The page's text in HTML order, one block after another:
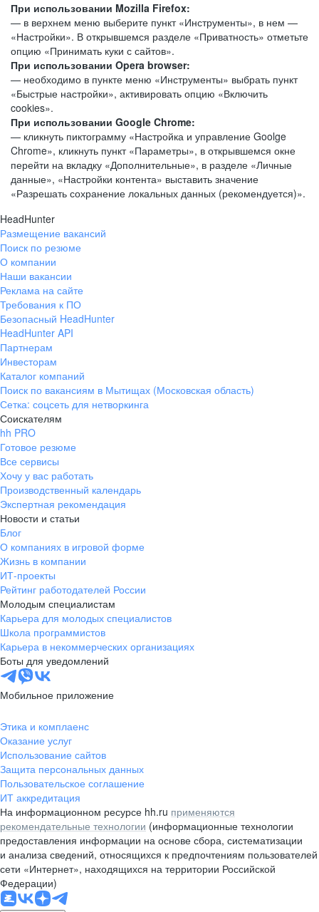
При использовании Mozilla Firefox:
— в верхнем меню выберите пункт «Инструменты», в нем —
«Настройки». В открывшемся разделе «Приватность» отметьте
опцию «Принимать куки с сайтов».
При использовании Opera browser:
— необходимо в пункте меню «Инструменты» выбрать пункт
«Быстрые настройки», активировать опцию «Включить
cookies».
При использовании Google Chrome:
— кликнуть пиктограмму «Настройка и управление Goolge
Chrome», кликнуть пункт «Параметры», в открывшемся окне
перейти на вкладку «Дополнительные», в разделе «Личные
данные», «Настройки контента» выставить значение
«Разрешать сохранение локальных данных (рекомендуется)».
HeadHunter
Размещение вакансий
Поиск по резюме
О компании
Наши вакансии
Реклама на сайте
Требования к ПО
Безопасный HeadHunter
HeadHunter API
Партнерам
Инвесторам
Каталог компаний
Поиск по вакансиям в Мытищах (Московская область)
Сетка: соцсеть для нетворкинга
Соискателям
hh PRO
Готовое резюме
Все сервисы
Хочу у вас работать
Производственный календарь
Экспертная рекомендация
Новости и статьи
Блог
О компаниях в игровой форме
Жизнь в компании
ИТ-проекты
Рейтинг работодателей России
Молодым специалистам
Карьера для молодых специалистов
Школа программистов
Карьера в некоммерческих организациях
Боты для уведомлений
Мобильное приложение
Этика и комплаенс
Оказание услуг
Использование сайтов
Защита персональных данных
Пользовательское соглашение
ИТ аккредитация
На информационном ресурсе hh.ru применяются
рекомендательные технологии (информационные технологии
предоставления информации на основе сбора, систематизации
и анализа сведений, относящихся к предпочтениям пользователей
сети «Интернет», находящихся на территории Российской
Федерации)